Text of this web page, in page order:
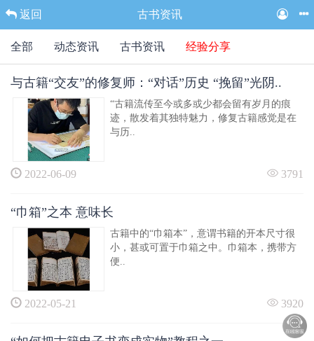
返回 古书资讯
全部 动态资讯 古书资讯 经验分享
与古籍“交友”的修复师：“对话”历史 “挽留”光阴..
“古籍流传至今或多或少都会留有岁月的痕
迹，散发着其独特魅力，修复古籍感觉是在
与历..
2022-06-09 3791
“巾箱”之本 意味长
古籍中的“巾箱本”，意谓书籍的开本尺寸很
小，甚或可置于巾箱之中。巾箱本，携带方
便..
2022-05-21 3920